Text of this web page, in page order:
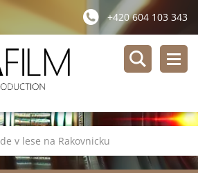
+420 604 103 343
v lese na Rakovnicku